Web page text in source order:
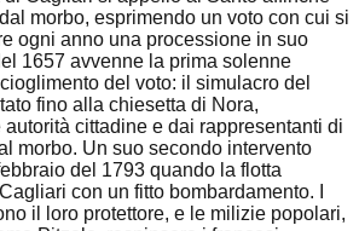
morbo, esprimendo un voto con cui si
ogni anno una processione in suo
1657 avvenne la prima solenne
del voto: il simulacro del
fino alla chiesetta di Nora,
cittadine e dai rappresentanti di
morbo. Un suo secondo intervento
del 1793 quando la flotta
con un fitto bombardamento. I
il loro protettore, e le milizie popolari,